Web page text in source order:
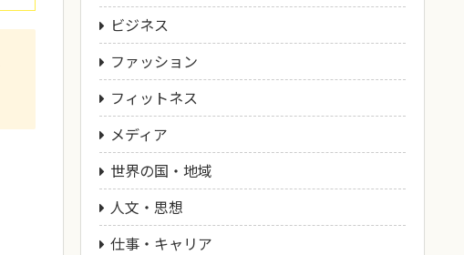
ビジネス
ファッション
フィットネス
メディア
世界の国・地域
人文・思想
仕事・キャリア